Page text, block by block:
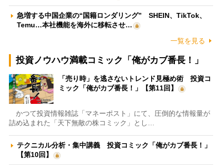
急増する中国企業の“国籍ロンダリング” SHEIN、TikTok、
Temu…本社機能を海外に移転させ…
一覧を見る
投資ノウハウ満載コミック「俺がカブ番長！」
「売り時」を逃さないトレンド見極め術 投資コ
ミック「俺がカブ番長！」【第11回】
かつて投資情報雑誌「マネーポスト」にて、圧倒的な情報量が
詰め込まれた「天下無敵の株コミック」とし…
テクニカル分析・集中講義 投資コミック「俺がカブ番長！」
【第10回】